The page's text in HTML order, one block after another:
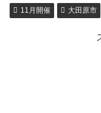
11月開催 大田原市